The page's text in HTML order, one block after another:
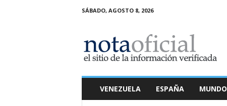
SÁBADO, AGOSTO 8, 2026
a
O
VENEZUELA ESPAÑA MUNDO